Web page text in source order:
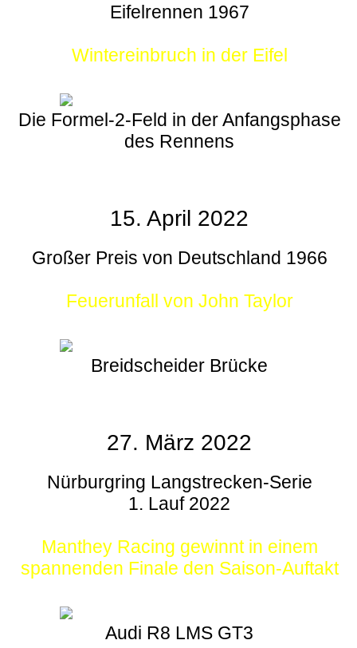
Eifelrennen 1967
Wintereinbruch in der Eifel
Die Formel-2-Feld in der Anfangsphase
des Rennens
15. April 2022
Großer Preis von Deutschland 1966
Feuerunfall von John Taylor
Breidscheider Brücke
27. März 2022
Nürburgring Langstrecken-Serie
1. Lauf 2022
Manthey Racing gewinnt in einem
spannenden Finale den Saison-Auftakt
Audi R8 LMS GT3